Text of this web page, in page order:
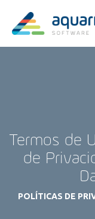
Termos de
de
POLÍTICAS DE